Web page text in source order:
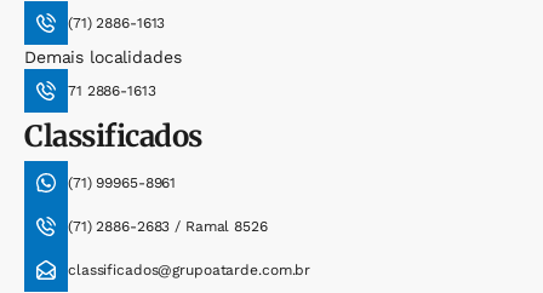
(71) 2886-1613
Demais localidades
71 2886-1613
Classificados
(71) 99965-8961
(71) 2886-2683 / Ramal 8526
classificados@grupoatarde.com.br